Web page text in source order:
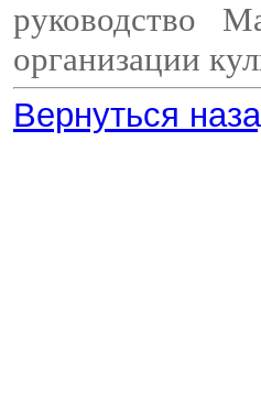
руководство
организации
Вернуться